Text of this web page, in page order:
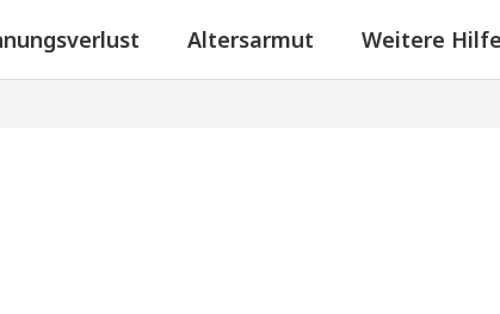
Altersarmut Weitere